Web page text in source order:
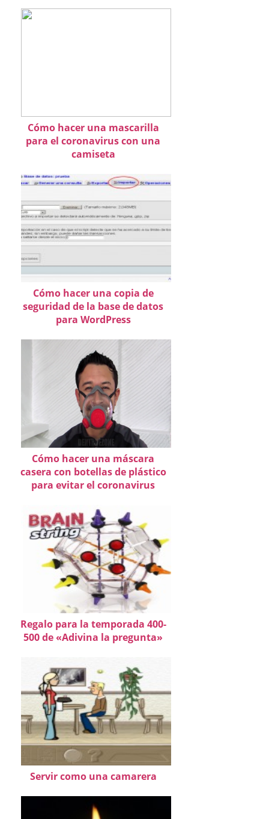
Cómo hacer una mascarilla
para el coronavirus con una
camiseta
Cómo hacer una copia de
seguridad de la base de datos
para WordPress
Cómo hacer una máscara
casera con botellas de plástico
para evitar el coronavirus
Regalo para la temporada 400-
500 de «Adivina la pregunta»
Servir como una camarera